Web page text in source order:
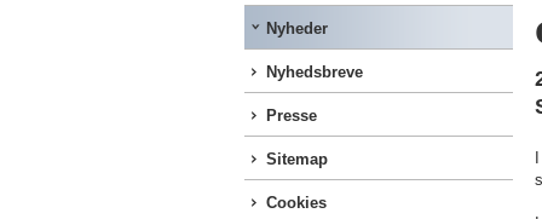
Nyheder
Nyhedsbreve
Presse
Sitemap
Cookies